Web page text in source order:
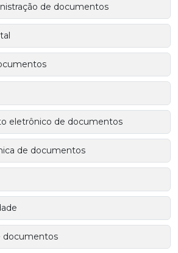
de documentos
eletrônico de documentos
de documentos
documentos